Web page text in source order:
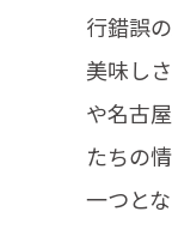
行錯誤
美味し
や名古
たちの
一つと